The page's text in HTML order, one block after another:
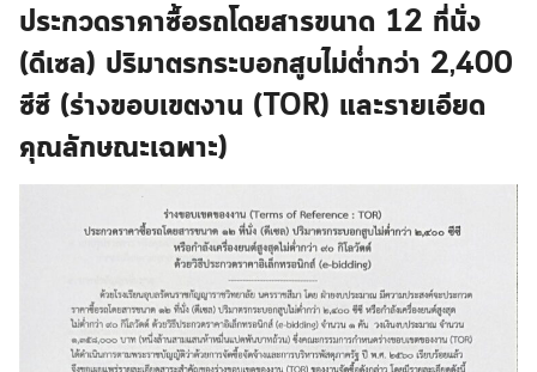
ประกวดราคาซื้อรถโดยสารขนาด 12 ที่นั่ง
(ดีเซล) ปริมาตรกระบอกสูบไม่ต่ำกว่า 2,400
ซีซี (ร่างขอบเขตงาน (TOR) และรายเอียด
คุณลักษณะเฉพาะ)